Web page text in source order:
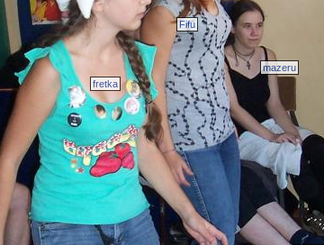
Fifu
fretka
mazeru